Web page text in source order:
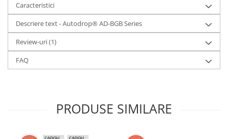
Caracteristici
Descriere text - Autodrop® AD-BGB Series
Review-uri(1)
FAQ
PRODUSE SIMILARE